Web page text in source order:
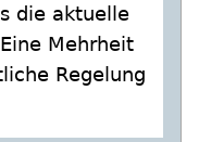
die aktuelle
Mehrheit
Regelung